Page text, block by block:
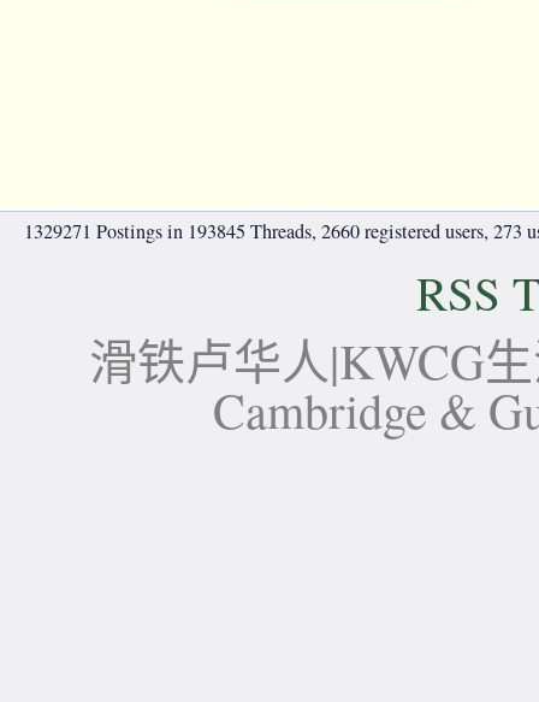
1329271 Postings in 193845 Threads, 2660 registered users, 273
RSS
滑铁卢华人|KWCG
Cambridge &